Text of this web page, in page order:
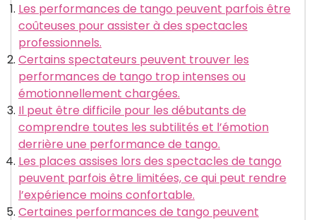
Les performances de tango peuvent parfois être
coûteuses pour assister à des spectacles
professionnels.
Certains spectateurs peuvent trouver les
performances de tango trop intenses ou
émotionnellement chargées.
Il peut être difficile pour les débutants de
comprendre toutes les subtilités et l’émotion
derrière une performance de tango.
Les places assises lors des spectacles de tango
peuvent parfois être limitées, ce qui peut rendre
l’expérience moins confortable.
Certaines performances de tango peuvent